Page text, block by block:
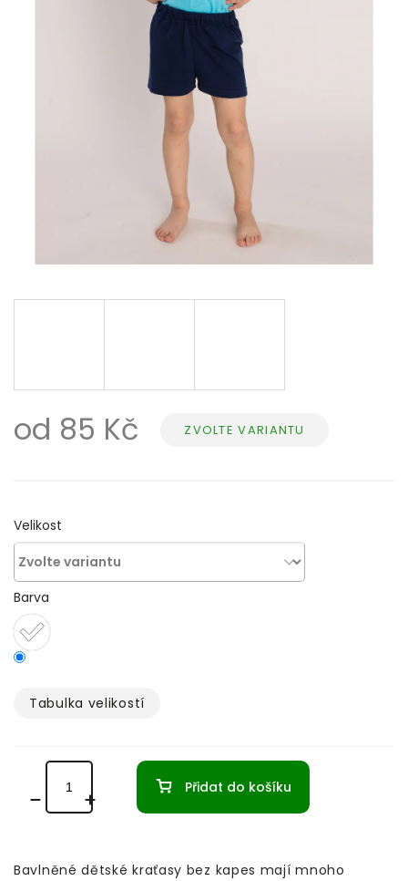
od 85 Kč Měrná
ZVOLTE VARIANTU
Velikost
Barva
Tabulka velikostí­
Přidat do košíku
Bavlněné dětské kraťasy bez kapes mají mnoho